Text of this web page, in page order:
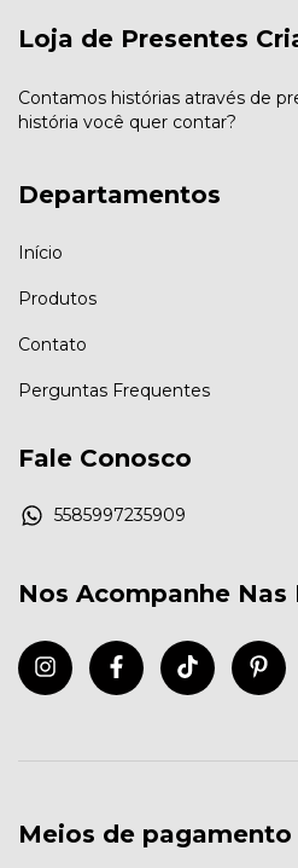
Loja de Presentes
Contamos histórias através de
história você quer contar?
Departamentos
Início
Produtos
Contato
Perguntas Frequentes
Fale Conosco
5585997235909
Nos Acompanhe Nas
Meios de pagamento